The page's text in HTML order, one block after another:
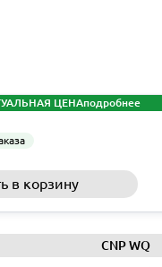
ЦЕНАподробнее
в корзину
CNP WQ